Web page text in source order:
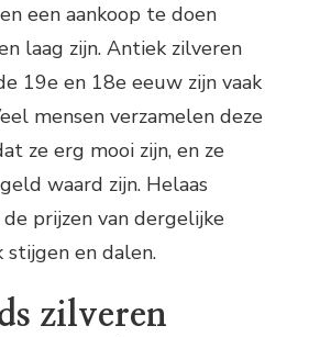
een aankoop te doen
laag zijn. Antiek zilveren
19e en 18e eeuw zijn vaak
mensen verzamelen deze
ze erg mooi zijn, en ze
waard zijn. Helaas
prijzen van dergelijke
stijgen en dalen.
zilveren